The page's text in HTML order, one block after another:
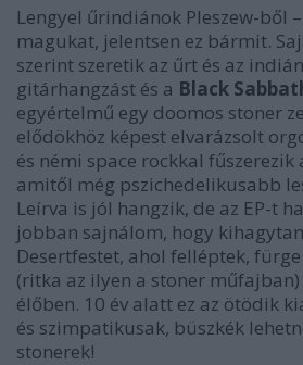
Lengyel űrindiánok Pleszew-ből
magukat, jelentsen ez bármit.
szerint szeretik az űrt és az
gitárhangzást és a Black
egyértelmű egy doomos stoner
elődökhöz képest elvarázsolt
és némi space rockkal fűszerezik
amitől még pszichedelikusabb
Leírva is jól hangzik, de az EP-t
jobban sajnálom, hogy
Desertfestet, ahol felléptek,
(ritka az ilyen a stoner
élőben. 10 év alatt ez az ötödik
és szimpatikusak, büszkék
stonerek!